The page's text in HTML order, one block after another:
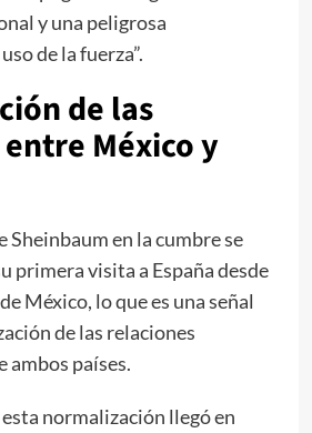
y una peligrosa
de la fuerza”.
de las
México y
Sheinbaum en la cumbre se
primera visita a España desde
México, lo que es una señal
de las relaciones
países.
normalización llegó en